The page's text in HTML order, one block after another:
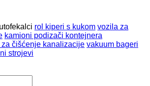
rol kiperi s kukom vozila za
kamioni podizači kontejnera
čišćenje kanalizacije vakuum bageri
strojevi